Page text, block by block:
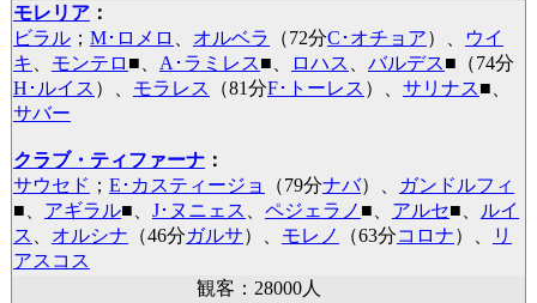
モレリア：
ビラル； M･ロメロ オルベラ （72分C･オチョア）、
ウイ
キ
モンテロ ■ A･ラミレス■ ロハス バルデス■ （74分
H･ルイス ）、 モラレス （81分F･トーレス ）、 サリナス■
サバー
クラブ・ティファーナ：
サウセド ； E･カスティージョ （79分ナバ）、
ガンドルフィ
■
アギラル■ J･ヌニェス ペジェラノ ■ アルセ■
ルイ
ス
オルシナ （46分ガルサ）、 モレノ （63分コロナ）、
リ
アスコス
観客：28000人